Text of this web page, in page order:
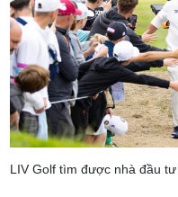
LIV Golf tìm được nhà đầu